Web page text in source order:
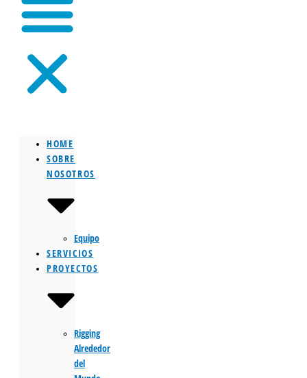
HOME
SOBRE
NOSOTROS
Equipo
SERVICIOS
PROYECTOS
Rigging
Alrededor
del